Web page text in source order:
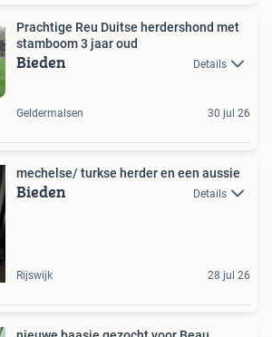
Prachtige Reu Duitse herdershond met
stamboom 3 jaar oud
Bieden Details
Geldermalsen 30 jul 26
mechelse/ turkse herder en een aussie
Bieden Details
Rijswijk 28 jul 26